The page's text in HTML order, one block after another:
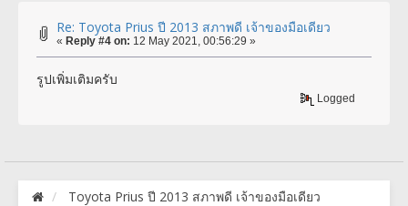
Re: Toyota Prius ปี 2013 สภาพดี เจ้าของมือเดียว
« Reply #4 on: 12 May 2021, 00:56:29 »
รูปเพิ่มเติมครับ
Logged
Toyota Prius ปี 2013 สภาพดี เจ้าของมือเดียว